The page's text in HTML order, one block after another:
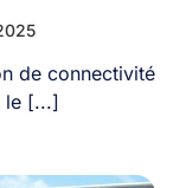
de connectivité
le [...]